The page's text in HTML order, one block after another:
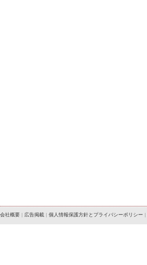
会社概要 | 広告掲載 | 個人情報保護方針とプライバシーポリシー |